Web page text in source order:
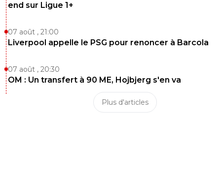
end sur Ligue 1+
07 août , 21:00
Liverpool appelle le PSG pour renoncer à Barcola
07 août , 20:30
OM : Un transfert à 90 ME, Hojbjerg s'en va
Plus d'articles